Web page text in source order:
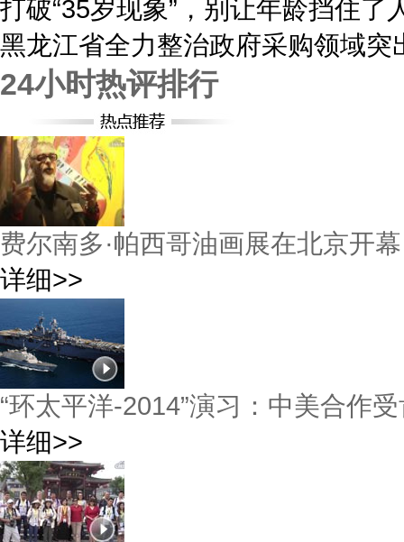
打破“35岁现象”，别让年龄挡住了
黑龙江省全力整治政府采购领域突
24小时热评排行
费尔南多·帕西哥油画展在北京开幕
详细>>
“环太平洋-2014”演习：中美合作
详细>>